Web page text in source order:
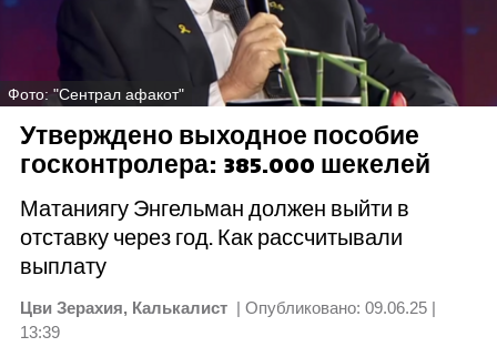
Фото: "Сентрал афакот"
Утверждено выходное пособие
госконтролера: 385.000 шекелей
Матаниягу Энгельман должен выйти в
отставку через год. Как рассчитывали
выплату
Цви Зерахия, Калькалист | Опубликовано: 09.06.25 |
13:39